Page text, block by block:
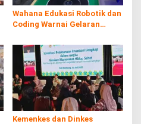
Wahana Edukasi Robotik dan
Coding Warnai Gelaran
Kemenkes dan Dinkes